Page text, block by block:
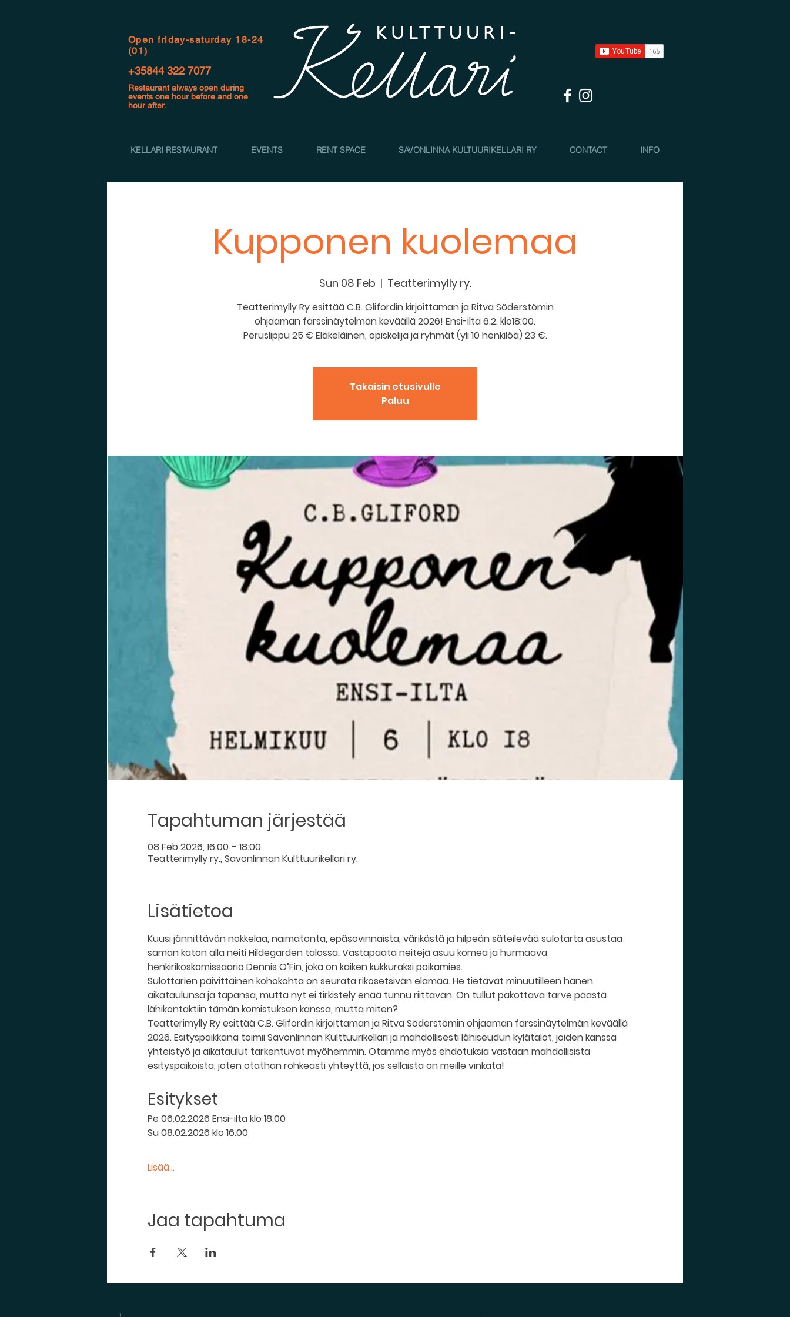
Open friday-saturday 18-24
(01)
+35844 322 7077
Restaurant always open during
events one hour before and one
hour after.
KELLARI RESTAURANT EVENTS RENT SPACE SAVONLINNA KULTUURIKELLARI RY CONTACT INFO
Kupponen kuolemaa
Sun 08 Feb
  |
Teatterimylly ry.
Teatterimylly Ry esittää C.B. Glifordin kirjoittaman ja Ritva Söderstömin
ohjaaman farssinäytelmän keväällä 2026! Ensi-ilta 6.2. klo18:00.
Peruslippu 25 € Eläkeläinen, opiskelija ja ryhmät (yli 10 henkilöä) 23 €.
Takaisin etusivulle
Paluu
Tapahtuman järjestää
08 Feb 2026, 16:00 – 18:00
Teatterimylly ry., Savonlinnan Kulttuurikellari ry.
Lisätietoa
Kuusi jännittävän nokkelaa, naimatonta, epäsovinnaista, värikästä ja hilpeän säteilevää sulotarta asustaa
saman katon alla neiti Hildegarden talossa. Vastapäätä neitejä asuu komea ja hurmaava
henkirikoskomissaario Dennis O’Fin, joka on kaiken kukkuraksi poikamies.
Sulottarien päivittäinen kohokohta on seurata rikosetsivän elämää. He tietävät minuutilleen hänen
aikataulunsa ja tapansa, mutta nyt ei tirkistely enää tunnu riittävän. On tullut pakottava tarve päästä
lähikontaktiin tämän komistuksen kanssa, mutta miten?
Teatterimylly Ry esittää C.B. Glifordin kirjoittaman ja Ritva Söderstömin ohjaaman farssinäytelmän keväällä
2026. Esityspaikkana toimii Savonlinnan Kulttuurikellari ja mahdollisesti lähiseudun kylätalot, joiden kanssa
yhteistyö ja aikataulut tarkentuvat myöhemmin. Otamme myös ehdotuksia vastaan mahdollisista
esityspaikoista, joten otathan rohkeasti yhteyttä, jos sellaista on meille vinkata!
Esitykset
Pe 06.02.2026 Ensi-ilta klo 18.00
Su 08.02.2026 klo 16.00
Lisää...
Jaa tapahtuma